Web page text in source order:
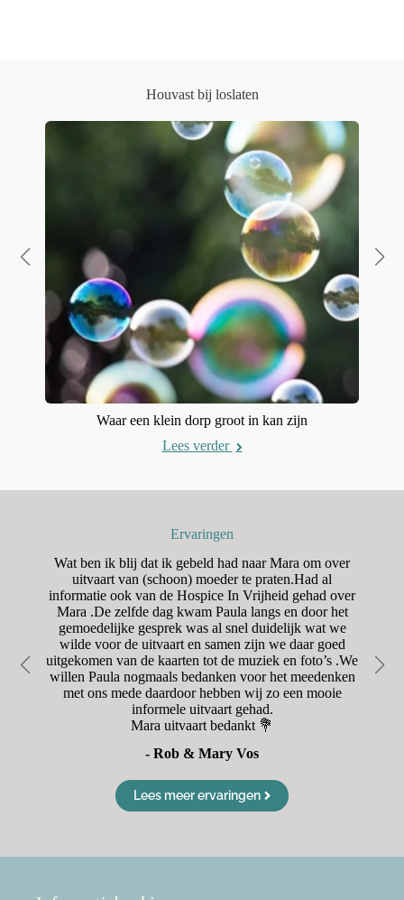
Houvast bij loslaten
Waar een klein dorp groot in kan zijn
Lees verder
Ervaringen
Wat ben ik blij dat ik gebeld had naar Mara om over
uitvaart van (schoon) moeder te praten.Had al
informatie ook van de Hospice In Vrijheid gehad over
Mara .De zelfde dag kwam Paula langs en door het
gemoedelijke gesprek was al snel duidelijk wat we
wilde voor de uitvaart en samen zijn we daar goed
uitgekomen van de kaarten tot de muziek en foto’s .We
willen Paula nogmaals bedanken voor het meedenken
met ons mede daardoor hebben wij zo een mooie
informele uitvaart gehad.
Mara uitvaart bedankt 💐
- Rob & Mary Vos
Lees meer ervaringen